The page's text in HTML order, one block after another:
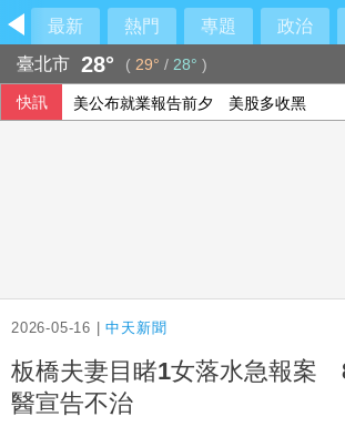
最新 熱門 專題 政治
臺北市 28° ( 29° / 28° )
快訊 美公布就業報告前夕 美股多收黑
2026-05-16 |中天新聞
板橋夫妻目睹1女落水急報案
醫宣告不治